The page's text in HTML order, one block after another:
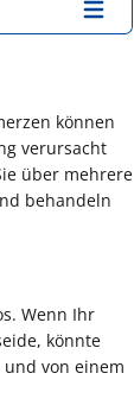
können
verursacht
über mehrere
behandeln
Wenn Ihr
könnte
von einem